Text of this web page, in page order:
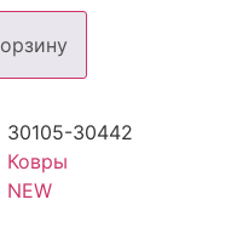
30105-30442
Ковры
NEW